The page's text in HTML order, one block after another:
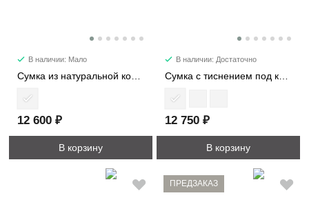
В наличии: Мало
12 600 ₽
В корзину
В наличии: Достаточно
12 750 ₽
В корзину
ПРЕДЗАКАЗ